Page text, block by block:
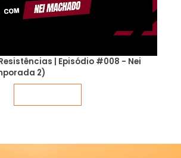
| Episódio #008 - Nei
2)